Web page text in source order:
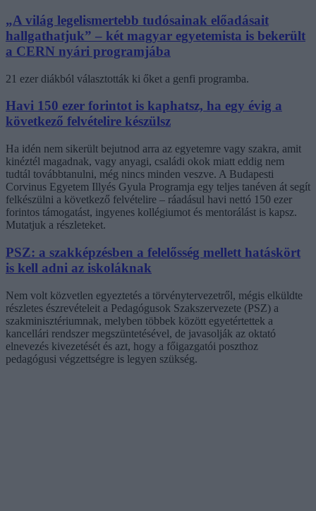
„A világ legelismertebb tudósainak előadásait
hallgathatjuk” – két magyar egyetemista is bekerült
a CERN nyári programjába
21 ezer diákból választották ki őket a genfi programba.
Havi 150 ezer forintot is kaphatsz, ha egy évig a
következő felvételire készülsz
Ha idén nem sikerült bejutnod arra az egyetemre vagy szakra, amit
kinéztél magadnak, vagy anyagi, családi okok miatt eddig nem
tudtál továbbtanulni, még nincs minden veszve. A Budapesti
Corvinus Egyetem Illyés Gyula Programja egy teljes tanéven át segít
felkészülni a következő felvételire – ráadásul havi nettó 150 ezer
forintos támogatást, ingyenes kollégiumot és mentorálást is kapsz.
Mutatjuk a részleteket.
PSZ: a szakképzésben a felelősség mellett hatáskört
is kell adni az iskoláknak
Nem volt közvetlen egyeztetés a törvénytervezetről, mégis elküldte
részletes észrevételeit a Pedagógusok Szakszervezete (PSZ) a
szakminisztériumnak, melyben többek között egyetértettek a
kancellári rendszer megszüntetésével, de javasolják az oktató
elnevezés kivezetését és azt, hogy a főigazgatói poszthoz
pedagógusi végzettségre is legyen szükség.